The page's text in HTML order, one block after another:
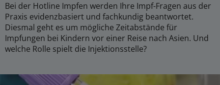
Bei der Hotline Impfen werden Ihre Impf-Fragen aus der
Praxis evidenzbasiert und fachkundig beantwortet.
Diesmal geht es um mögliche Zeitabstände für
Impfungen bei Kindern vor einer Reise nach Asien. Und
welche Rolle spielt die Injektionsstelle?